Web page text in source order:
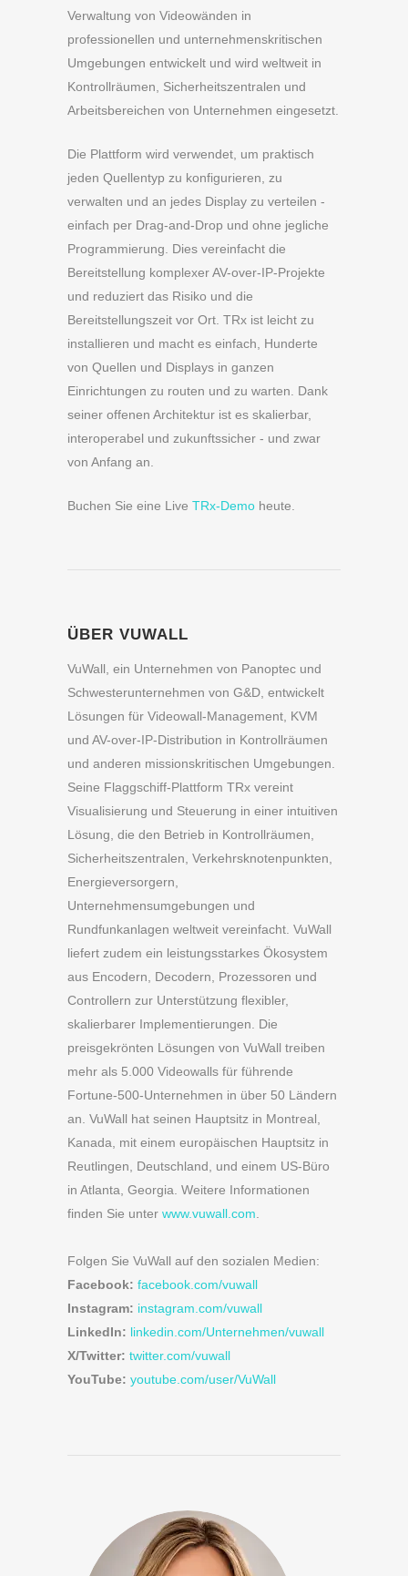
Verwaltung von Videowänden in
professionellen und unternehmenskritischen
Umgebungen entwickelt und wird weltweit in
Kontrollräumen, Sicherheitszentralen und
Arbeitsbereichen von Unternehmen eingesetzt.
Die Plattform wird verwendet, um praktisch
jeden Quellentyp zu konfigurieren, zu
verwalten und an jedes Display zu verteilen -
einfach per Drag-and-Drop und ohne jegliche
Programmierung. Dies vereinfacht die
Bereitstellung komplexer AV-over-IP-Projekte
und reduziert das Risiko und die
Bereitstellungszeit vor Ort. TRx ist leicht zu
installieren und macht es einfach, Hunderte
von Quellen und Displays in ganzen
Einrichtungen zu routen und zu warten. Dank
seiner offenen Architektur ist es skalierbar,
interoperabel und zukunftssicher - und zwar
von Anfang an.
Buchen Sie eine Live TRx-Demo heute.
ÜBER VUWALL
VuWall, ein Unternehmen von Panoptec und
Schwesterunternehmen von G&D, entwickelt
Lösungen für Videowall-Management, KVM
und AV-over-IP-Distribution in Kontrollräumen
und anderen missionskritischen Umgebungen.
Seine Flaggschiff-Plattform TRx vereint
Visualisierung und Steuerung in einer intuitiven
Lösung, die den Betrieb in Kontrollräumen,
Sicherheitszentralen, Verkehrsknotenpunkten,
Energieversorgern,
Unternehmensumgebungen und
Rundfunkanlagen weltweit vereinfacht. VuWall
liefert zudem ein leistungsstarkes Ökosystem
aus Encodern, Decodern, Prozessoren und
Controllern zur Unterstützung flexibler,
skalierbarer Implementierungen. Die
preisgekrönten Lösungen von VuWall treiben
mehr als 5.000 Videowalls für führende
Fortune-500-Unternehmen in über 50 Ländern
an. VuWall hat seinen Hauptsitz in Montreal,
Kanada, mit einem europäischen Hauptsitz in
Reutlingen, Deutschland, und einem US-Büro
in Atlanta, Georgia. Weitere Informationen
finden Sie unter www.vuwall.com
Folgen Sie VuWall auf den sozialen Medien:
Facebook: facebook.com/vuwall
Instagram: instagram.com/vuwall
LinkedIn: linkedin.com/Unternehmen/vuwall
X/Twitter: twitter.com/vuwall
YouTube: youtube.com/user/VuWall